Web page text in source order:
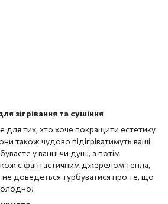
зігрівання та сушіння
тих, хто хоче покращити естетику
також чудово підігріватимуть ваші
у ванні чи душі, а потім
є фантастичним джерелом тепла,
доведеться турбуватися про те, що